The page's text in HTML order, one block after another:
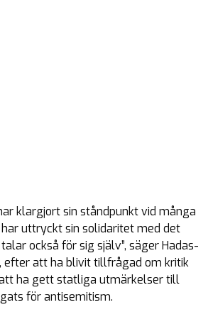
klargjort sin ståndpunkt vid många
uttryckt sin solidaritet med det
också för sig själv”, säger Hadas-
efter att ha blivit tillfrågad om kritik
ha gett statliga utmärkelser till
för antisemitism.